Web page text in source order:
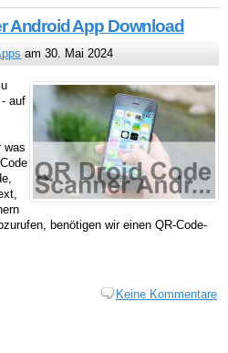
Android App Download
am 30. Mai 2024
auf
was
benötigen wir einen QR-Code-
Keine Kommentare